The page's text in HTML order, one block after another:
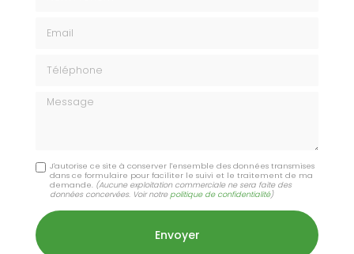
Message
J'autorise ce site à conserver l'ensemble des données transmises
dans ce formulaire pour faciliter le suivi et le traitement de ma
demande. (Aucune exploitation commerciale ne sera faite des
données concervées. Voir notre politique de confidentialité)